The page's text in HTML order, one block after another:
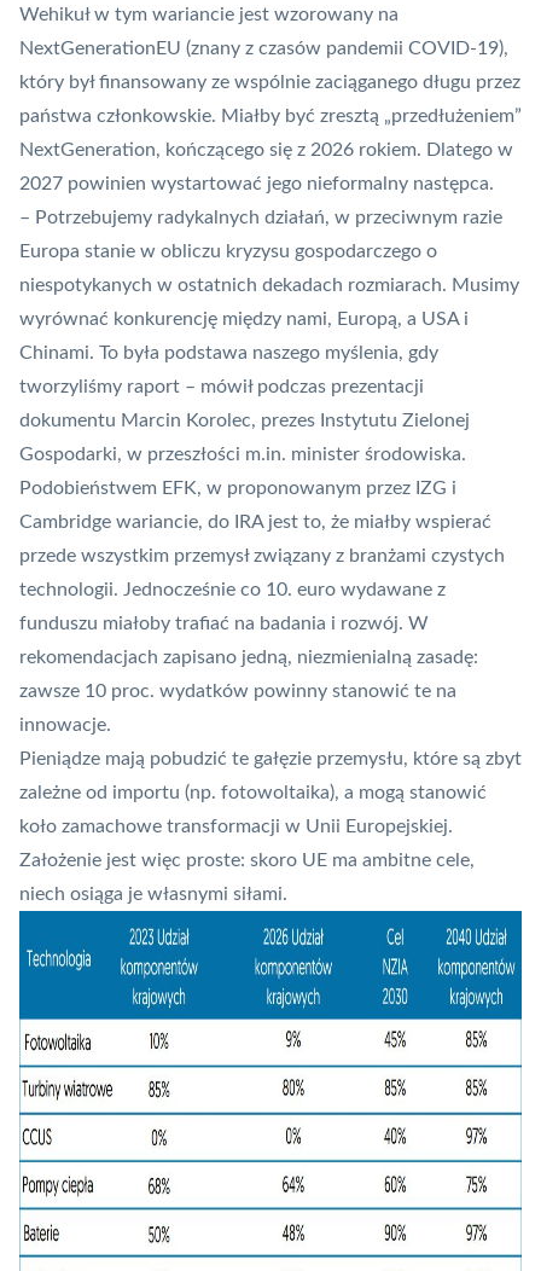
Wehikuł w tym wariancie jest wzorowany na
NextGenerationEU (znany z czasów pandemii COVID-19),
który był finansowany ze wspólnie zaciąganego długu przez
państwa członkowskie. Miałby być zresztą „przedłużeniem”
NextGeneration, kończącego się z 2026 rokiem. Dlatego w
2027 powinien wystartować jego nieformalny następca.
– Potrzebujemy radykalnych działań, w przeciwnym razie
Europa stanie w obliczu kryzysu gospodarczego o
niespotykanych w ostatnich dekadach rozmiarach. Musimy
wyrównać konkurencję między nami, Europą, a USA i
Chinami. To była podstawa naszego myślenia, gdy
tworzyliśmy raport – mówił podczas prezentacji
dokumentu Marcin Korolec, prezes Instytutu Zielonej
Gospodarki, w przeszłości m.in. minister środowiska.
Podobieństwem EFK, w proponowanym przez IZG i
Cambridge wariancie, do IRA jest to, że miałby wspierać
przede wszystkim przemysł związany z branżami czystych
technologii. Jednocześnie co 10. euro wydawane z
funduszu miałoby trafiać na badania i rozwój. W
rekomendacjach zapisano jedną, niezmienialną zasadę:
zawsze 10 proc. wydatków powinny stanowić te na
innowacje.
Pieniądze mają pobudzić te gałęzie przemysłu, które są zbyt
zależne od importu (np. fotowoltaika), a mogą stanowić
koło zamachowe transformacji w Unii Europejskiej.
Założenie jest więc proste: skoro UE ma ambitne cele,
niech osiąga je własnymi siłami.